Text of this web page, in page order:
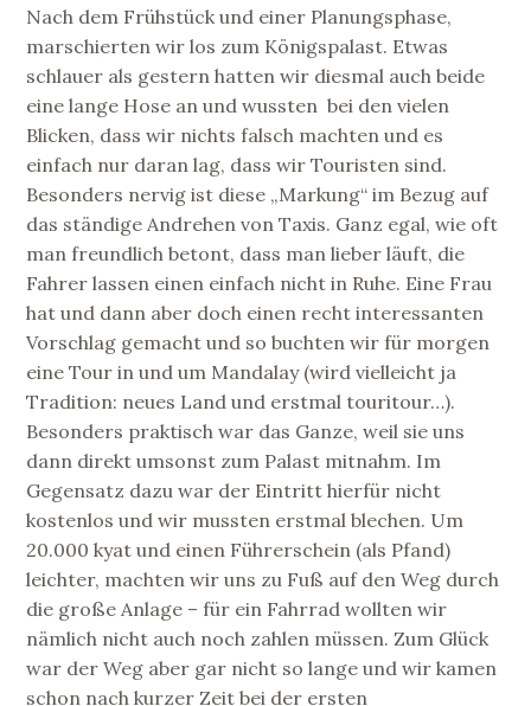
Nach dem Frühstück und einer Planungsphase,
marschierten wir los zum Königspalast. Etwas
schlauer als gestern hatten wir diesmal auch beide
eine lange Hose an und wussten bei den vielen
Blicken, dass wir nichts falsch machten und es
einfach nur daran lag, dass wir Touristen sind.
Besonders nervig ist diese „Markung“ im Bezug auf
das ständige Andrehen von Taxis. Ganz egal, wie oft
man freundlich betont, dass man lieber läuft, die
Fahrer lassen einen einfach nicht in Ruhe. Eine Frau
hat und dann aber doch einen recht interessanten
Vorschlag gemacht und so buchten wir für morgen
eine Tour in und um Mandalay (wird vielleicht ja
Tradition: neues Land und erstmal touritour…).
Besonders praktisch war das Ganze, weil sie uns
dann direkt umsonst zum Palast mitnahm. Im
Gegensatz dazu war der Eintritt hierfür nicht
kostenlos und wir mussten erstmal blechen. Um
20.000 kyat und einen Führerschein (als Pfand)
leichter, machten wir uns zu Fuß auf den Weg durch
die große Anlage – für ein Fahrrad wollten wir
nämlich nicht auch noch zahlen müssen. Zum Glück
war der Weg aber gar nicht so lange und wir kamen
schon nach kurzer Zeit bei der ersten